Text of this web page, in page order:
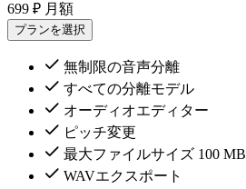
699 ₽ 月額
プランを選択
無制限の音声分離
すべての分離モデル
オーディオエディター
ピッチ変更
最大ファイルサイズ 100 MB
WAVエクスポート